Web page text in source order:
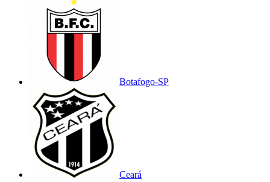
Botafogo-SP
Ceará